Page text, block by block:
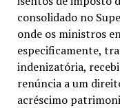
consolidado no
onde os ministros
especificamente,
indenizatória,
renúncia a um
acréscimo